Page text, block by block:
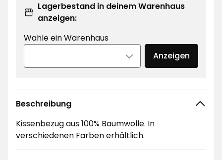
Lagerbestand in deinem Warenhaus
anzeigen:
Wähle ein Warenhaus
Anzeigen
Beschreibung
Kissenbezug aus 100% Baumwolle. In
verschiedenen Farben erhältlich.